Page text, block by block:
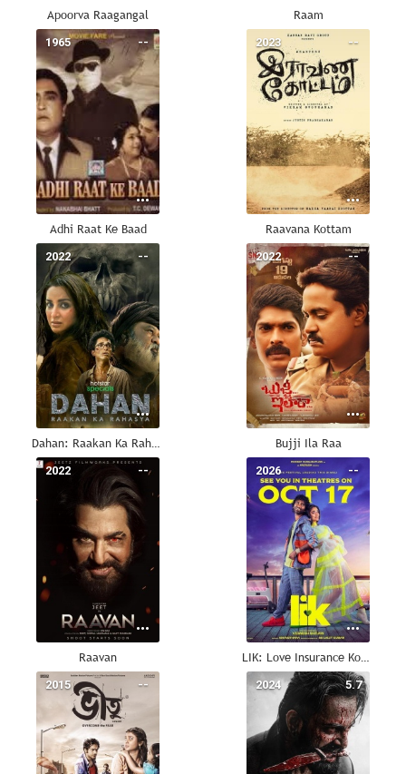
Apoorva Raagangal Raam
--
1965
Adhi Raat Ke Baad
--
2023
Raavana Kottam
--
2022
Dahan: Raakan Ka Rahasya
--
2022
Bujji Ila Raa
--
2022
Raavan
--
2026
LIK: Love Insurance Kompany
--
2015 5.7
2024